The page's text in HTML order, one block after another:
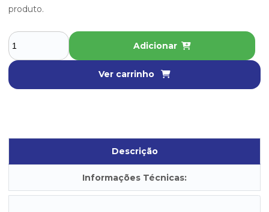
produto.
Adicionar
Ver carrinho
Descrição
Informações Técnicas: